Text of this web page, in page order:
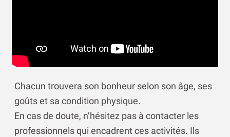
Chacun trouvera son bonheur selon son âge, ses
goûts et sa condition physique.
En cas de doute, n’hésitez pas à contacter les
professionnels qui encadrent ces activités. Ils